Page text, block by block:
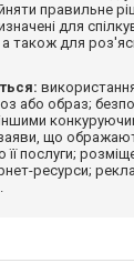
правильне
для
також для
або образ;
що
її послуги;
ресурси;